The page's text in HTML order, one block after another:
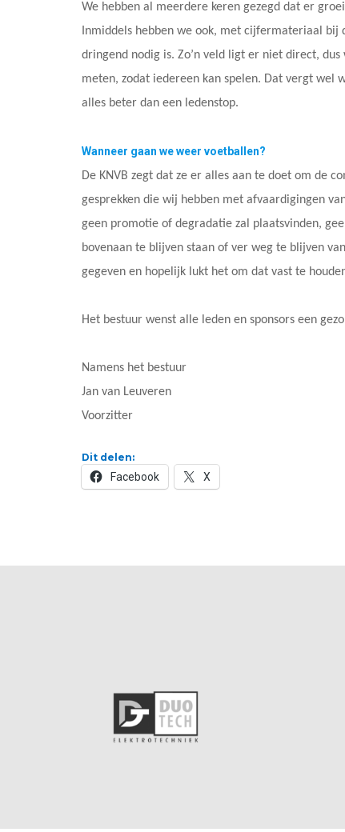
We hebben al meerdere keren gezegd dat er
Inmiddels hebben we ook, met cijfermateriaal bij
dringend nodig is. Zo’n veld ligt er niet direct,
meten, zodat iedereen kan spelen. Dat vergt wel
alles beter dan een ledenstop.
Wanneer gaan we weer voetballen?
De KNVB zegt dat ze er alles aan te doet om de
gesprekken die wij hebben met afvaardigingen
geen promotie of degradatie zal plaatsvinden,
bovenaan te blijven staan of ver weg te blijven
gegeven en hopelijk lukt het om dat vast te
Het bestuur wenst alle leden en sponsors een
Namens het bestuur
Jan van Leuveren
Voorzitter
Dit delen:
Facebook X